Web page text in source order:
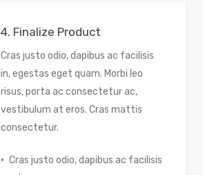
4. Finalize Product
Cras justo odio, dapibus ac facilisis
in, egestas eget quam. Morbi leo
risus, porta ac consectetur ac,
vestibulum at eros. Cras mattis
consectetur.
Cras justo odio, dapibus ac facilisis